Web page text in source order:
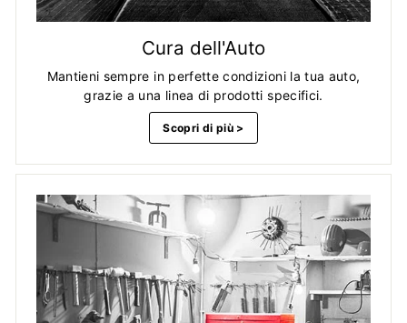
Cura dell'Auto
Mantieni sempre in perfette condizioni la tua auto,
grazie a una linea di prodotti specifici.
Scopri di più >